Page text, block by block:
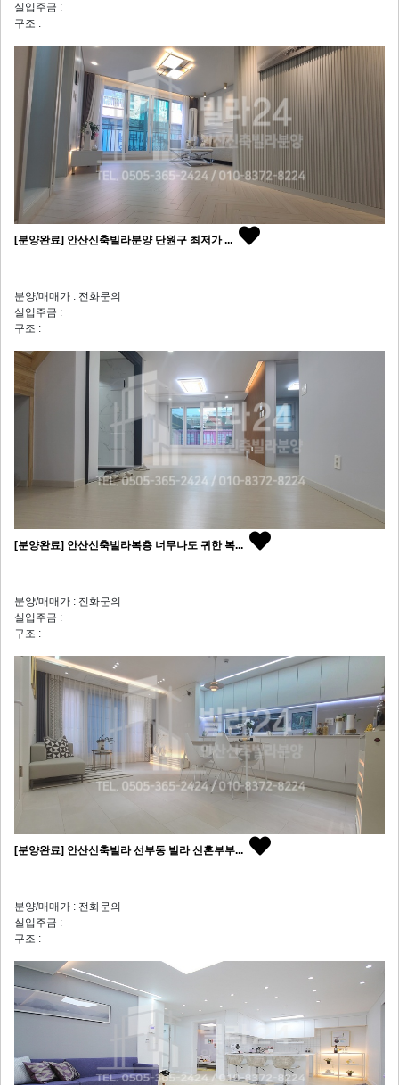
실입주금 :
구조 :
[분양완료] 안산신축빌라분양 단원구 최저가 ...
분양/매매가 : 전화문의
실입주금 :
구조 :
[분양완료] 안산신축빌라복층 너무나도 귀한 복...
분양/매매가 : 전화문의
실입주금 :
구조 :
[분양완료] 안산신축빌라 선부동 빌라 신혼부부...
분양/매매가 : 전화문의
실입주금 :
구조 :